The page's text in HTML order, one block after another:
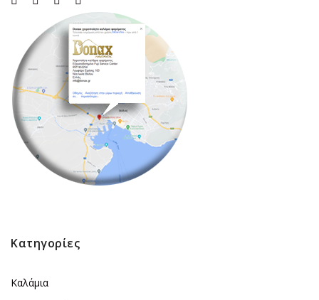
Κατηγορίες
Καλάμια